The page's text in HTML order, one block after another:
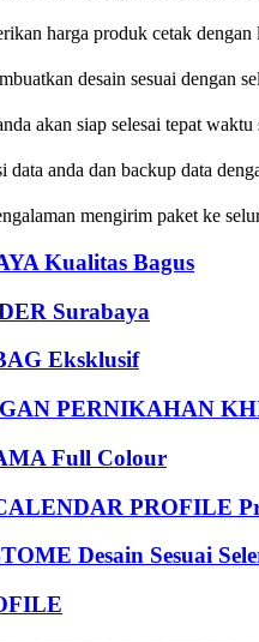
harga produk cetak dengan
desain sesuai dengan
akan siap selesai tepat waktu
anda dan backup data
mengirim paket ke
Kualitas Bagus
Surabaya
Eksklusif
PERNIKAHAN
Full Colour
PROFILE
Desain Sesuai